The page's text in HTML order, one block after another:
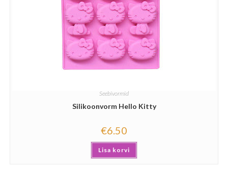
Seebivormid
Silikoonvorm Hello Kitty
€6.50
Lisa korvi